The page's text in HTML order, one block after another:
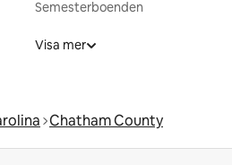
Semesterboenden
Visa mer
Chatham County